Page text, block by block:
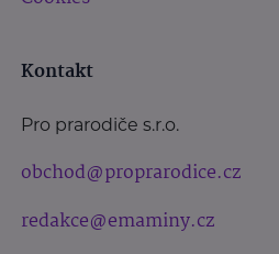
Kontakt
Pro prarodiče s.r.o.
obchod@proprarodice.cz
redakce@emaminy.cz